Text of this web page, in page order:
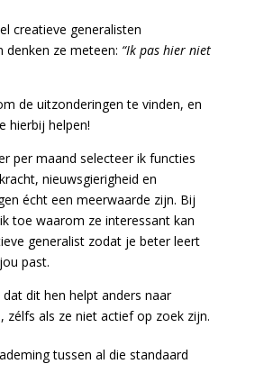
creatieve generalisten
denken ze meteen: “Ik pas hier niet
de uitzonderingen te vinden, en
hierbij helpen!
per maand selecteer ik functies
nieuwsgierigheid en
écht een meerwaarde zijn. Bij
toe waarom ze interessant kan
generalist zodat je beter leert
past.
dat dit hen helpt anders naar
zélfs als ze niet actief op zoek zijn.
tussen al die standaard